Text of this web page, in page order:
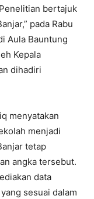
bertajuk
pada Rabu
Aula Bauntung
Kepala
dihadiri
menyatakan
menjadi
tetap
angka tersebut.
data
sesuai dalam